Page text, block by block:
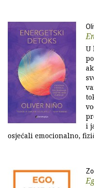
U
i
osjećali emocionalno,